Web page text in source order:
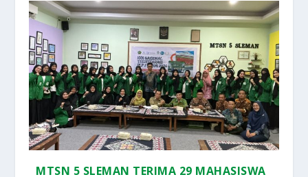
MTSN 5 SLEMAN TERIMA 29 MAHASISWA